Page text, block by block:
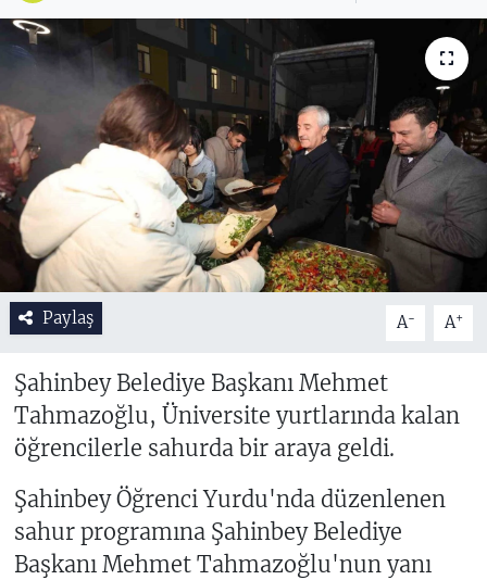
Paylaş A- A+
Şahinbey Belediye Başkanı Mehmet
Tahmazoğlu, Üniversite yurtlarında kalan
öğrencilerle sahurda bir araya geldi.
Şahinbey Öğrenci Yurdu'nda düzenlenen
sahur programına Şahinbey Belediye
Başkanı Mehmet Tahmazoğlu'nun yanı